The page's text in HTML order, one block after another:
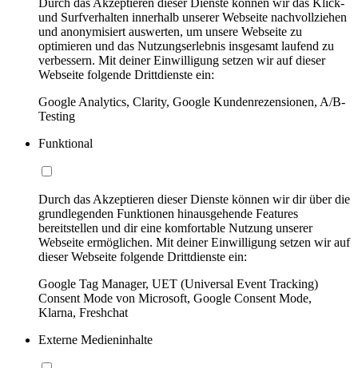
Durch das Akzeptieren dieser Dienste können wir das Klick-
und Surfverhalten innerhalb unserer Webseite nachvollziehen
und anonymisiert auswerten, um unsere Webseite zu
optimieren und das Nutzungserlebnis insgesamt laufend zu
verbessern. Mit deiner Einwilligung setzen wir auf dieser
Webseite folgende Drittdienste ein:
Google Analytics, Clarity, Google Kundenrezensionen, A/B-
Testing
Funktional
Durch das Akzeptieren dieser Dienste können wir dir über die
grundlegenden Funktionen hinausgehende Features
bereitstellen und dir eine komfortable Nutzung unserer
Webseite ermöglichen. Mit deiner Einwilligung setzen wir auf
dieser Webseite folgende Drittdienste ein:
Google Tag Manager, UET (Universal Event Tracking)
Consent Mode von Microsoft, Google Consent Mode,
Klarna, Freshchat
Externe Medieninhalte